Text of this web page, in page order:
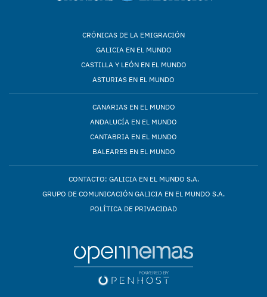
CRÓNICAS DE LA EMIGRACIÓN
GALICIA EN EL MUNDO
CASTILLA Y LEÓN EN EL MUNDO
ASTURIAS EN EL MUNDO
CANARIAS EN EL MUNDO
ANDALUCÍA EN EL MUNDO
CANTABRIA EN EL MUNDO
BALEARES EN EL MUNDO
CONTACTO: GALICIA EN EL MUNDO S.A.
GRUPO DE COMUNICACIÓN GALICIA EN EL MUNDO S.A.
POLÍTICA DE PRIVACIDAD